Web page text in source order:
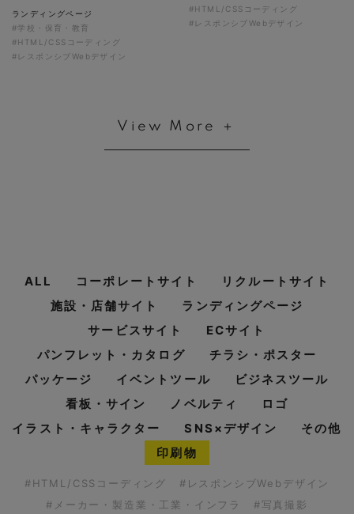
#HTML/CSSコーディング
#レスポンシブWebデザイン
ランディングページ
#学校・保育・教育
#HTML/CSSコーディング
#レスポンシブWebデザイン
View More ＋
ALL コーポレートサイト
リクルートサイト
施設・店舗サイト
ランディングページ
サービスサイト
ECサイト
パンフレット・カタログ
チラシ・ポスター
パッケージ
イベントツール
ビジネスツール
看板・サイン
ノベルティ
ロゴ
イラスト・キャラクター
SNS×デザイン
その他
印刷物
#HTML/CSSコーディング
#レスポンシブWebデザイン
#メーカー・製造業・工業・インフラ
#写真撮影